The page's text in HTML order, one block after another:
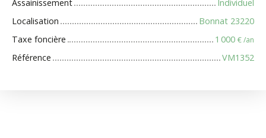
Assainissement
Individuel
Localisation
Bonnat 23220
Taxe foncière
1 000 € /an
Référence VM1352